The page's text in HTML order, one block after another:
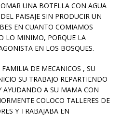
UNA BOTELLA CON AGUA
PAISAJE SIN PRODUCIR UN
EN CUANTO COMIAMOS
LO MINIMO, PORQUE LA
EN LOS BOSQUES.
DE MECANICOS , SU
SU TRABAJO REPARTIENDO
AYUDANDO A SU MAMA CON
COLOCO TALLERES DE
Y TRABAJABA EN